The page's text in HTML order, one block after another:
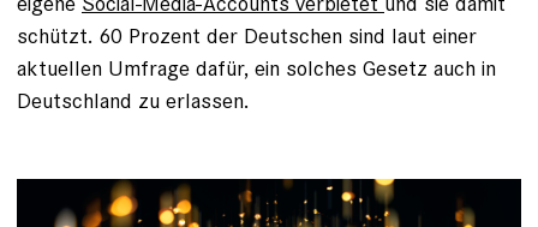
schützt. 60 Prozent der Deutschen sind laut einer
aktuellen Umfrage dafür, ein solches Gesetz auch in
Deutschland zu erlassen.